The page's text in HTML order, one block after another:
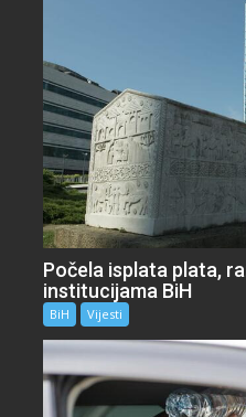
Počela isplata plata,
institucijama BiH
BiH Vijesti